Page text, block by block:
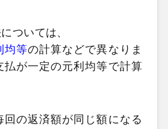
ついては、
均等の計算などで異なりま
払が一定の元利均等で計算
回の返済額が同じ額になる